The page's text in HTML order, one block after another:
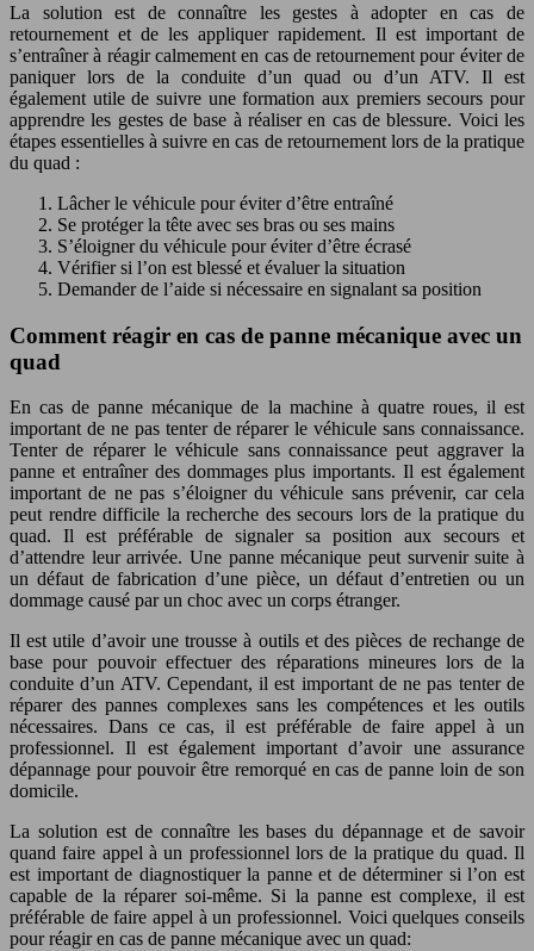
La solution est de connaître les gestes à adopter en cas de
retournement et de les appliquer rapidement. Il est important de
s’entraîner à réagir calmement en cas de retournement pour éviter de
paniquer lors de la conduite d’un quad ou d’un ATV. Il est
également utile de suivre une formation aux premiers secours pour
apprendre les gestes de base à réaliser en cas de blessure. Voici les
étapes essentielles à suivre en cas de retournement lors de la pratique
du quad :
Lâcher le véhicule pour éviter d’être entraîné
Se protéger la tête avec ses bras ou ses mains
S’éloigner du véhicule pour éviter d’être écrasé
Vérifier si l’on est blessé et évaluer la situation
Demander de l’aide si nécessaire en signalant sa position
Comment réagir en cas de panne mécanique avec un
quad
En cas de panne mécanique de la machine à quatre roues, il est
important de ne pas tenter de réparer le véhicule sans connaissance.
Tenter de réparer le véhicule sans connaissance peut aggraver la
panne et entraîner des dommages plus importants. Il est également
important de ne pas s’éloigner du véhicule sans prévenir, car cela
peut rendre difficile la recherche des secours lors de la pratique du
quad. Il est préférable de signaler sa position aux secours et
d’attendre leur arrivée. Une panne mécanique peut survenir suite à
un défaut de fabrication d’une pièce, un défaut d’entretien ou un
dommage causé par un choc avec un corps étranger.
Il est utile d’avoir une trousse à outils et des pièces de rechange de
base pour pouvoir effectuer des réparations mineures lors de la
conduite d’un ATV. Cependant, il est important de ne pas tenter de
réparer des pannes complexes sans les compétences et les outils
nécessaires. Dans ce cas, il est préférable de faire appel à un
professionnel. Il est également important d’avoir une assurance
dépannage pour pouvoir être remorqué en cas de panne loin de son
domicile.
La solution est de connaître les bases du dépannage et de savoir
quand faire appel à un professionnel lors de la pratique du quad. Il
est important de diagnostiquer la panne et de déterminer si l’on est
capable de la réparer soi-même. Si la panne est complexe, il est
préférable de faire appel à un professionnel. Voici quelques conseils
pour réagir en cas de panne mécanique avec un quad: